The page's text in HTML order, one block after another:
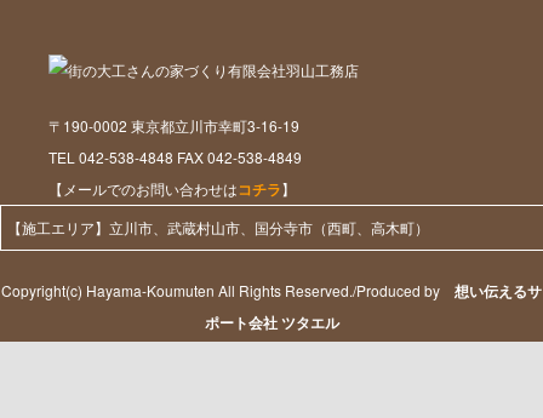
〒190-0002 東京都立川市幸町3-16-19
TEL 042-538-4848 FAX 042-538-4849
【メールでのお問い合わせはコチラ】
【施工エリア】立川市、武蔵村山市、国分寺市（西町、高木町）
Copyright(c) Hayama-Koumuten All Rights Reserved./Produced by 想い伝えるサ
ポート会社 ツタエル